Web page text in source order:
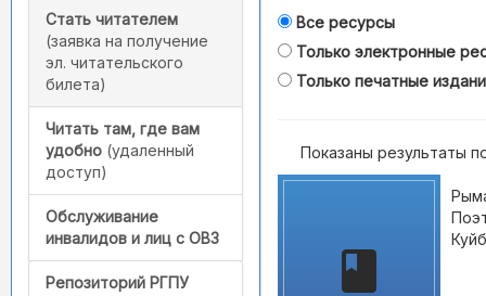
Стать читателем
(заявка на получение
эл. читательского
билета)
Читать там, где вам
удобно (удаленный
доступ)
Обслуживание
инвалидов и лиц с ОВЗ
Репозиторий РГПУ
Все ресурсы
Только электронные
Только печатные
Показаны результаты